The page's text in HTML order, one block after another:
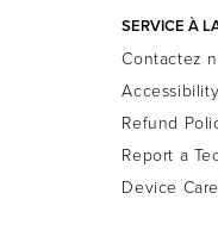
SERVICE À
Contactez
Refund
Report a
Device